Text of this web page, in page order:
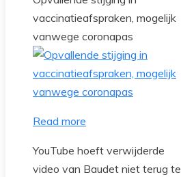
vaccinatieafspraken, mogelijk
vanwege coronapas
Read more
YouTube hoeft verwijderde
video van Baudet niet terug te